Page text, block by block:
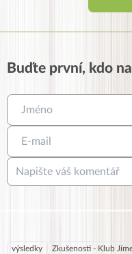
Buďte první, kdo
výsledky Zkušenosti - Klub